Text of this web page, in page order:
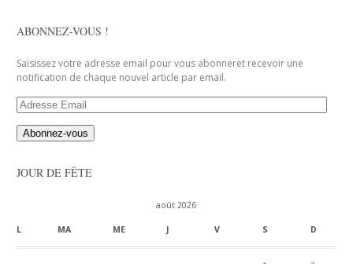
ABONNEZ-VOUS !
Saisissez votre adresse email pour vous abonneret recevoir une
notification de chaque nouvel article par email.
Adresse
Email
JOUR DE FÊTE
août 2026
L MA ME J V S D